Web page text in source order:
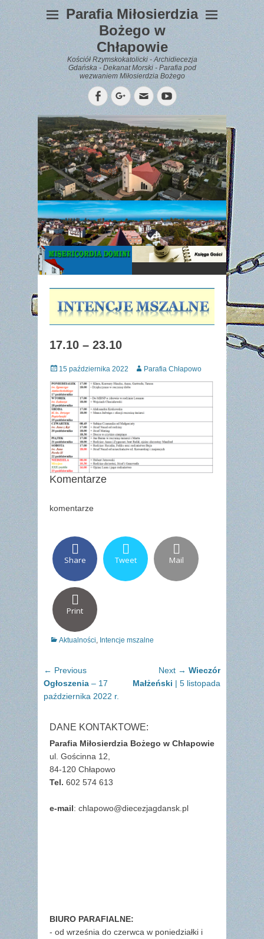
Parafia Miłosierdzia
Bożego w
Chłapowie
Kościół Rzymskokatolicki - Archidiecezja
Gdańska - Dekanat Morski - Parafia pod
wezwaniem Miłosierdzia Bożego
FacebookGoogleplus
EmailYouTube
WYPOCZYNEK
Gazetka
Parafialna
17.10 – 23.10
Posted
on
15 października 2022 AuthorParafia Chłapowo
Komentarze
komentarze
Share Tweet Mail
Print
Categories
Aktualności, Intencje mszalne
Nawigacja
wpisu
← PreviousPrevious
post:
Ogłoszenia – 17
października 2022 r.
Next → Next
post:
Wieczór
Małżeński | 5 listopada
DANE KONTAKTOWE:
Parafia Miłosierdzia Bożego w Chłapowie
ul. Gościnna 12,
84-120 Chłapowo
Tel. 602 574 613
e-mail: chlapowo@diecezjagdansk.pl
BIURO PARAFIALNE:
- od września do czerwca w poniedziałki i